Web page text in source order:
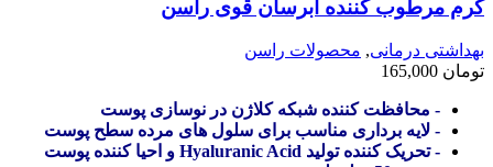
کرم مرطوب کننده آبرسان قوی راسن
بهداشتی درمانی, محصولات راسن
تومان
- محافظت کننده شبکه کلاژن در نوسازی پوست
- لایه برداری مناسب برای سلول های مرده سطح پوست
- تحریک کننده تولید Hyaluranic Acid و احیا کننده پوست